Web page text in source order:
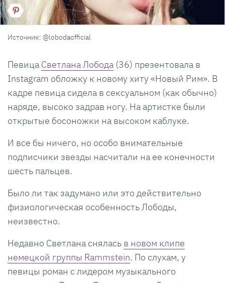
Источник: @lobodaofficial
Певица Светлана Лобода (36) презентовала в
Instagram обложку к новому хиту «Новый Рим». В
кадре певица сидела в сексуальном (как обычно)
наряде, высоко задрав ногу. На артистке были
открытые босоножки на высоком каблуке.
И все бы ничего, но особо внимательные
подписчики звезды насчитали на ее конечности
шесть пальцев.
Было ли так задумано или это действительно
физиологическая особенность Лободы,
неизвестно.
Недавно Светлана снялась в новом клипе
немецкой группы Rammstein. По слухам, у
певицы роман с лидером музыкального